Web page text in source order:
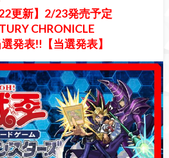
更新】2/23発売予定
CHRONICLE
発表!!【当選発表】